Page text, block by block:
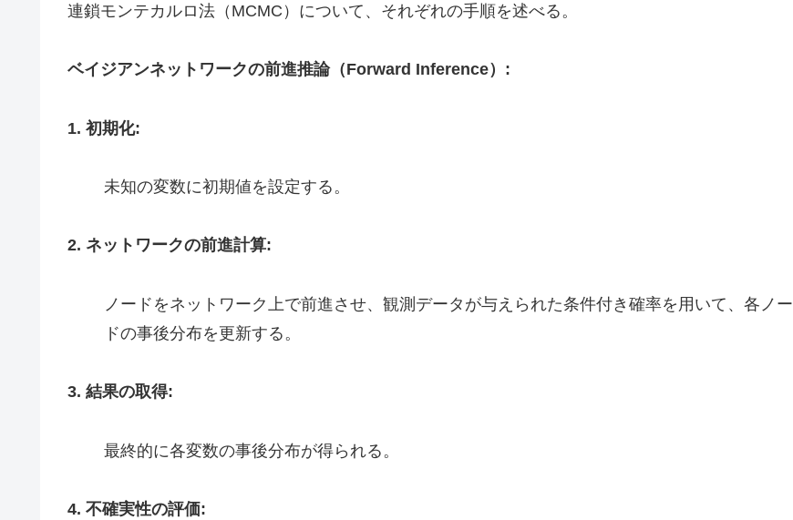
連鎖モンテカルロ法（MCMC）について、それぞれの手順を述べる。
ベイジアンネットワークの前進推論（Forward Inference）:
1. 初期化:
未知の変数に初期値を設定する。
2. ネットワークの前進計算:
ノードをネットワーク上で前進させ、観測データが与えられた条件付き確率を用いて、各ノー
ドの事後分布を更新する。
3. 結果の取得:
最終的に各変数の事後分布が得られる。
4. 不確実性の評価: